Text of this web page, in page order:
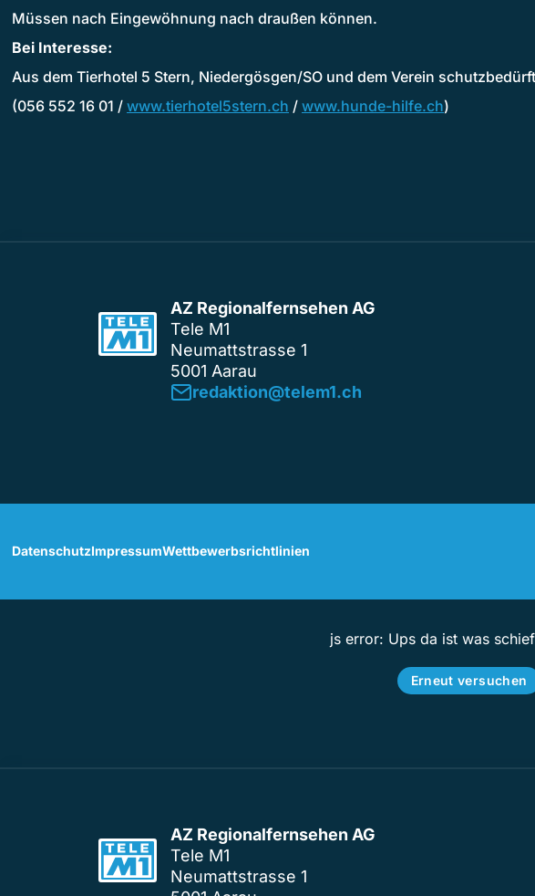
Müssen nach Eingewöhnung nach draußen können.
Bei Interesse:
Aus dem Tierhotel 5 Stern, Niedergösgen/SO und dem Verein
(056 552 16 01 / www.tierhotel5stern.ch / www.hunde-hilfe.ch)
AZ Regionalfernsehen AG
Tele M1
Neumattstrasse 1
5001 Aarau
redaktion@telem1.ch
DatenschutzImpressumWettbewerbsrichtlinien
js error: Ups da ist was
Erneut versuchen
AZ Regionalfernsehen AG
Tele M1
Neumattstrasse 1